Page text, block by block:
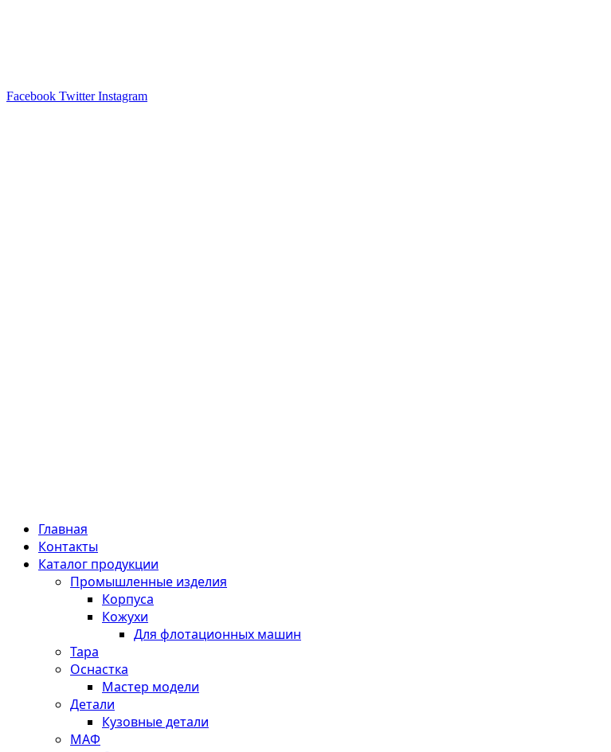
Facebook Twitter Instagram
Главная
Контакты
Каталог продукции
Промышленные изделия
Корпуса
Кожухи
Для флотационных машин
Тара
Оснастка
Мастер модели
Детали
Кузовные детали
МАФ